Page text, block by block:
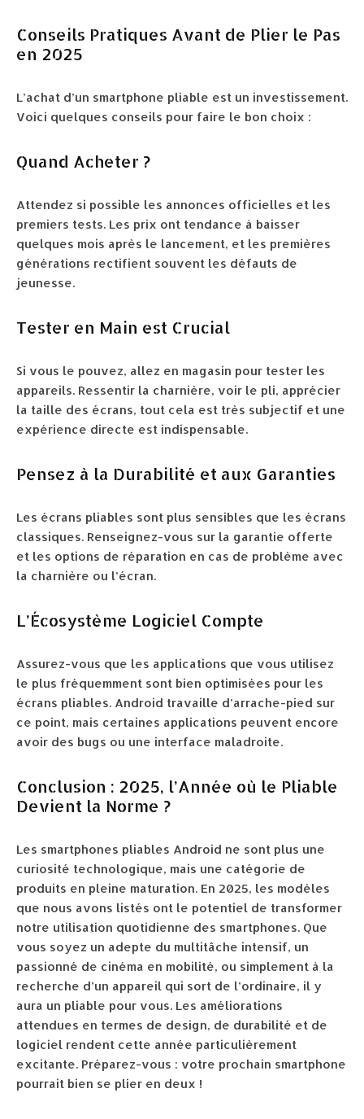
Conseils Pratiques Avant de Plier le Pas
en 2025
L’achat d’un smartphone pliable est un investissement.
Voici quelques conseils pour faire le bon choix :
Quand Acheter ?
Attendez si possible les annonces officielles et les
premiers tests. Les prix ont tendance à baisser
quelques mois après le lancement, et les premières
générations rectifient souvent les défauts de
jeunesse.
Tester en Main est Crucial
Si vous le pouvez, allez en magasin pour tester les
appareils. Ressentir la charnière, voir le pli, apprécier
la taille des écrans, tout cela est très subjectif et une
expérience directe est indispensable.
Pensez à la Durabilité et aux Garanties
Les écrans pliables sont plus sensibles que les écrans
classiques. Renseignez-vous sur la garantie offerte
et les options de réparation en cas de problème avec
la charnière ou l’écran.
L’Écosystème Logiciel Compte
Assurez-vous que les applications que vous utilisez
le plus fréquemment sont bien optimisées pour les
écrans pliables. Android travaille d’arrache-pied sur
ce point, mais certaines applications peuvent encore
avoir des bugs ou une interface maladroite.
Conclusion : 2025, l’Année où le Pliable
Devient la Norme ?
Les smartphones pliables Android ne sont plus une
curiosité technologique, mais une catégorie de
produits en pleine maturation. En 2025, les modèles
que nous avons listés ont le potentiel de transformer
notre utilisation quotidienne des smartphones. Que
vous soyez un adepte du multitâche intensif, un
passionné de cinéma en mobilité, ou simplement à la
recherche d’un appareil qui sort de l’ordinaire, il y
aura un pliable pour vous. Les améliorations
attendues en termes de design, de durabilité et de
logiciel rendent cette année particulièrement
excitante. Préparez-vous : votre prochain smartphone
pourrait bien se plier en deux !